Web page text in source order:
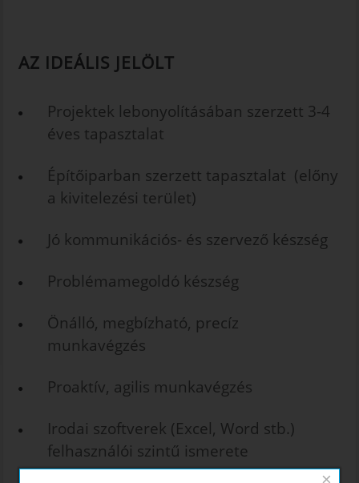
AZ IDEÁLIS JELÖLT
Projektek lebonyolításában szerzett 3-4
éves tapasztalat
Építőiparban szerzett tapasztalat (előny
a kivitelezési terület)
Jó kommunikációs- és szervező készség
Problémamegoldó készség
Önálló, megbízható, precíz
munkavégzés
Proaktív, agilis munkavégzés
Irodai szoftverek (Excel, Word stb.)
felhasználói szintű ismerete